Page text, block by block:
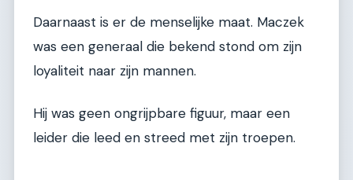
Daarnaast is er de menselijke maat. Maczek
was een generaal die bekend stond om zijn
loyaliteit naar zijn mannen.
Hij was geen ongrijpbare figuur, maar een
leider die leed en streed met zijn troepen.